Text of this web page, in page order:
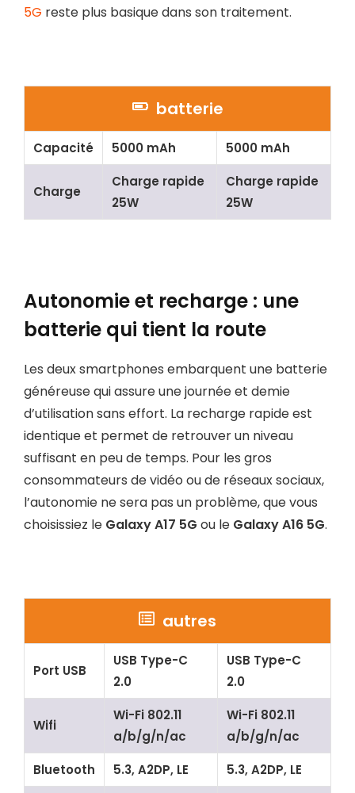
5G reste plus basique dans son traitement.
batterie
Capacité 5000 mAh 5000 mAh
Charge
Charge rapide
25W
Charge rapide
25W
Autonomie et recharge : une
batterie qui tient la route
Les deux smartphones embarquent une batterie
généreuse qui assure une journée et demie
d’utilisation sans effort. La recharge rapide est
identique et permet de retrouver un niveau
suffisant en peu de temps. Pour les gros
consommateurs de vidéo ou de réseaux sociaux,
l’autonomie ne sera pas un problème, que vous
choisissiez le Galaxy A17 5G ou le Galaxy A16 5G.
autres
Port USB
USB Type-C
2.0
USB Type-C
2.0
Wifi
Wi-Fi 802.11
a/b/g/n/ac
Wi-Fi 802.11
a/b/g/n/ac
Bluetooth
5.3, A2DP, LE
5.3, A2DP, LE